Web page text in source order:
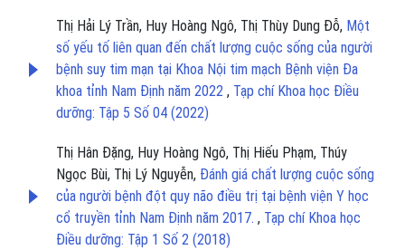
Thị Hải Lý Trần, Huy Hoàng Ngô, Thị Thùy Dung Đỗ, Một
số yếu tố liên quan đến chất lượng cuộc sống của người
bệnh suy tim mạn tại Khoa Nội tim mạch Bệnh viện Đa
khoa tỉnh Nam Định năm 2022 , Tạp chí Khoa học Điều
dưỡng: Tập 5 Số 04 (2022)
Thị Hân Đặng, Huy Hoàng Ngô, Thị Hiếu Phạm, Thúy
Ngọc Bùi, Thị Lý Nguyễn, Đánh giá chất lượng cuộc sống
của người bệnh đột quy não điều trị tại bệnh viện Y học
cổ truyền tỉnh Nam Định năm 2017. , Tạp chí Khoa học
Điều dưỡng: Tập 1 Số 2 (2018)